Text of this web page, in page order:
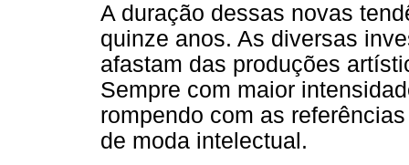
A duração dessas novas
quinze anos. As diversas
afastam das produções
Sempre com maior
rompendo com as
de moda intelectual.